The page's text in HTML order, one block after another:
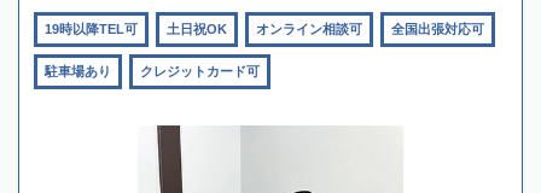
19時以降TEL可 土日祝OK オンライン相談可 全国出張対応可
駐車場あり クレジットカード可